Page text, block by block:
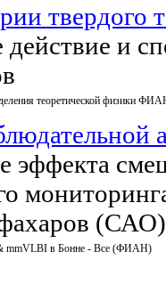
твердого
и
теоретической физики
эффекта
(САО)
mmVLBI в Бонне - Все (ФИАН)